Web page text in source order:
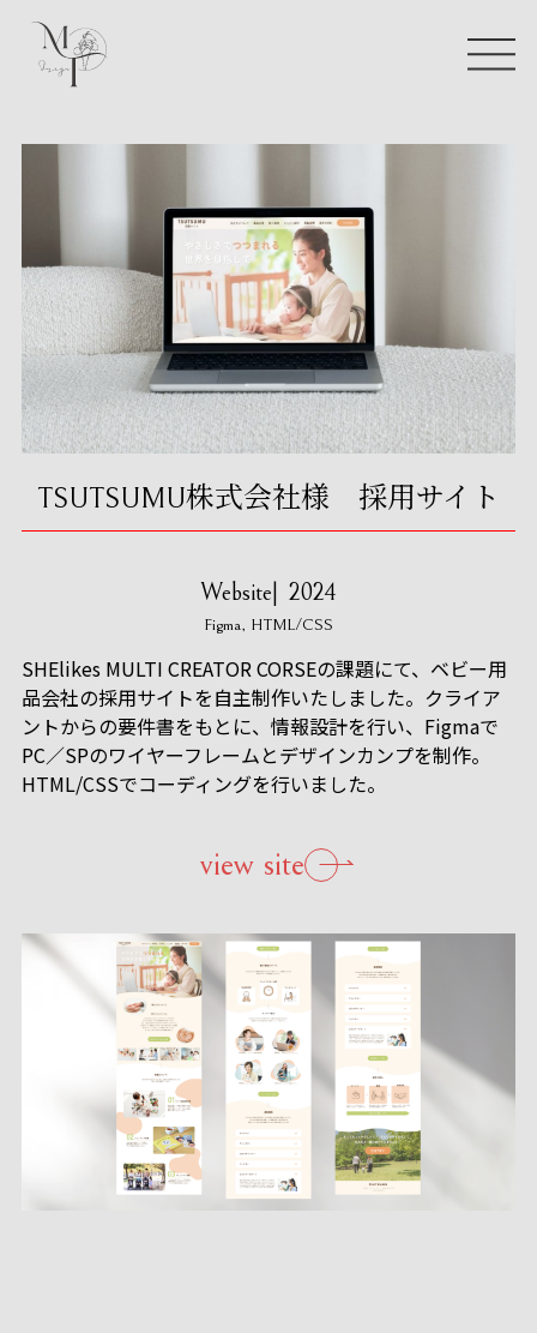
TSUTSUMU株式会社様 採用サイト
Website 2024
Figma HTML/CSS
SHElikes MULTI CREATOR CORSEの課題にて、ベビー用
品会社の採用サイトを自主制作いたしました。クライア
ントからの要件書をもとに、情報設計を行い、Figmaで
PC／SPのワイヤーフレームとデザインカンプを制作。
HTML/CSSでコーディングを行いました。
view site